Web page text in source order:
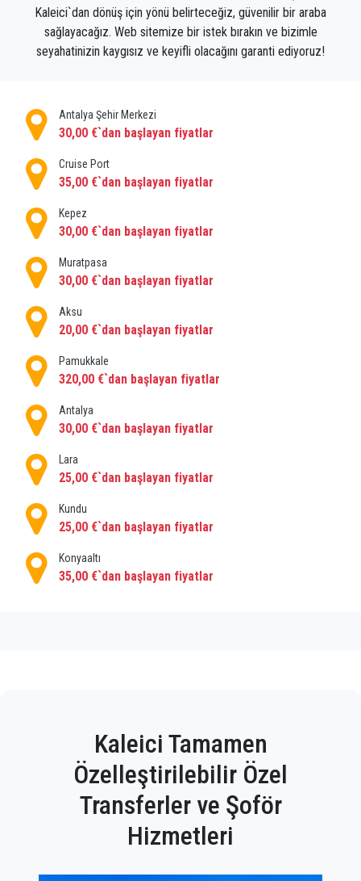
Kaleici`dan dönüş için yönü belirteceğiz, güvenilir bir araba
sağlayacağız. Web sitemize bir istek bırakın ve bizimle
seyahatinizin kaygısız ve keyifli olacağını garanti ediyoruz!
Antalya Şehir Merkezi
30,00 €`dan başlayan fiyatlar
Cruise Port
35,00 €`dan başlayan fiyatlar
Kepez
30,00 €`dan başlayan fiyatlar
Muratpasa
30,00 €`dan başlayan fiyatlar
Aksu
20,00 €`dan başlayan fiyatlar
Pamukkale
320,00 €`dan başlayan fiyatlar
Antalya
30,00 €`dan başlayan fiyatlar
Lara
25,00 €`dan başlayan fiyatlar
Kundu
25,00 €`dan başlayan fiyatlar
Konyaaltı
35,00 €`dan başlayan fiyatlar
Kaleici Tamamen
Özelleştirilebilir Özel
Transferler ve Şoför
Hizmetleri